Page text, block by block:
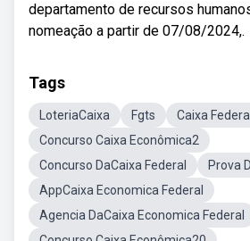
departamento de recursos
nomeação a partir de 07/08/2024,.
Tags
LoteriaCaixa Fgts
Caixa Federal
Concurso Caixa Econômica2
Concurso DaCaixa Federal
Prova
AppCaixa Economica Federal
Agencia DaCaixa Economica Federal